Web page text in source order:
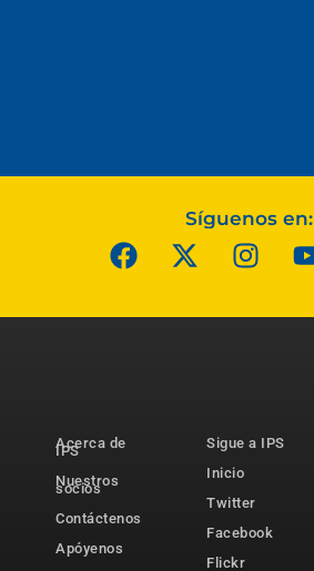
Síguenos en:
Acerca de
IPS
Nuestros
socios
Contáctenos
Apóyenos
Sigue a IPS
Inicio
Twitter
Facebook
Flickr